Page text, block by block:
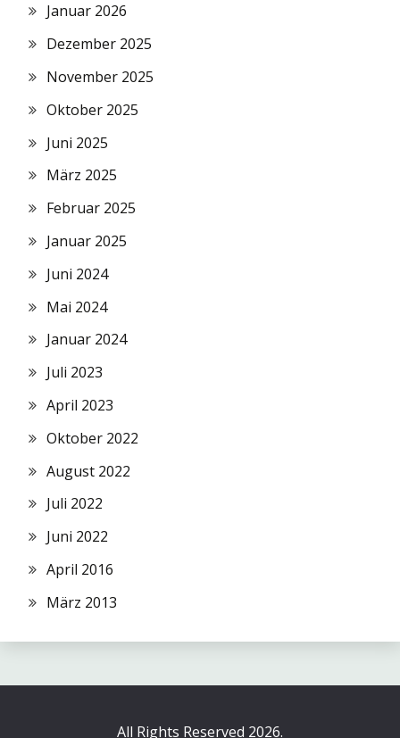
Januar 2026
Dezember 2025
November 2025
Oktober 2025
Juni 2025
März 2025
Februar 2025
Januar 2025
Juni 2024
Mai 2024
Januar 2024
Juli 2023
April 2023
Oktober 2022
August 2022
Juli 2022
Juni 2022
April 2016
März 2013
All Rights Reserved 2026.